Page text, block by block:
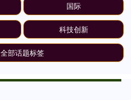
国际
科技创新
全部话题标签